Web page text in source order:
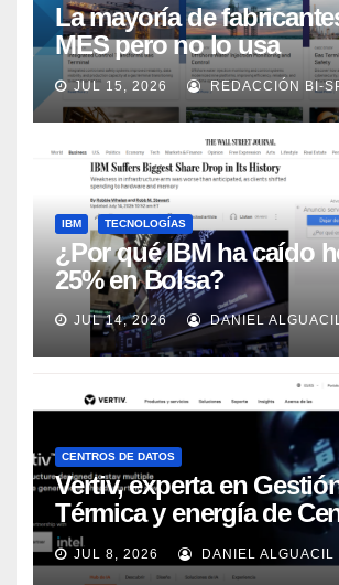
La mayoría de
MES pero no lo usa
adecuadamente, según
Automation
JUL 15, 2026 REDACCIÓN BI-
IBM TECNOLOGÍAS
¿Por qué IBM ha caído
25% en Bolsa?
JUL 14, 2026 DANIEL ALGUACIL
CENTROS DE DATOS
Vertiv, experta en
Térmica y energía de
Datos, sigue su
imparable
JUL 8, 2026 DANIEL ALGUACIL